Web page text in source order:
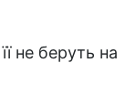
не беруть на